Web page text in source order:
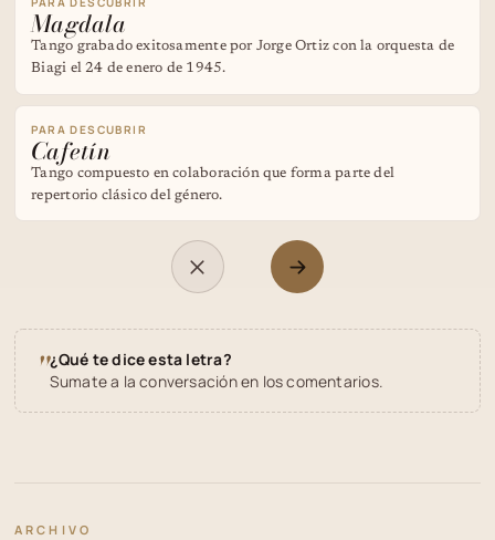
Magdala
Tango grabado exitosamente por Jorge Ortiz con la orquesta de
Biagi el 24 de enero de 1945.
PARA DESCUBRIR
Cafetín
Tango compuesto en colaboración que forma parte del
repertorio clásico del género.
"¿Qué te dice esta letra?
Sumate a la conversación en los comentarios.
ARCHIVO